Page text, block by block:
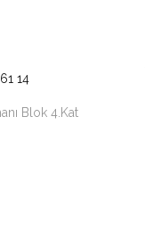
14
Blok 4.Kat